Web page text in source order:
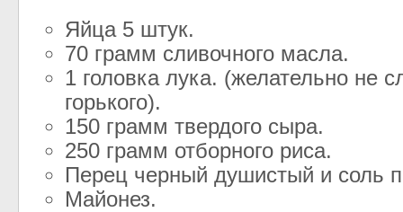
Яйца 5 штук.
70 грамм сливочного масла.
1 головка лука. (желательно не
горького).
150 грамм твердого сыра.
250 грамм отборного риса.
Перец черный душистый и соль
Майонез.